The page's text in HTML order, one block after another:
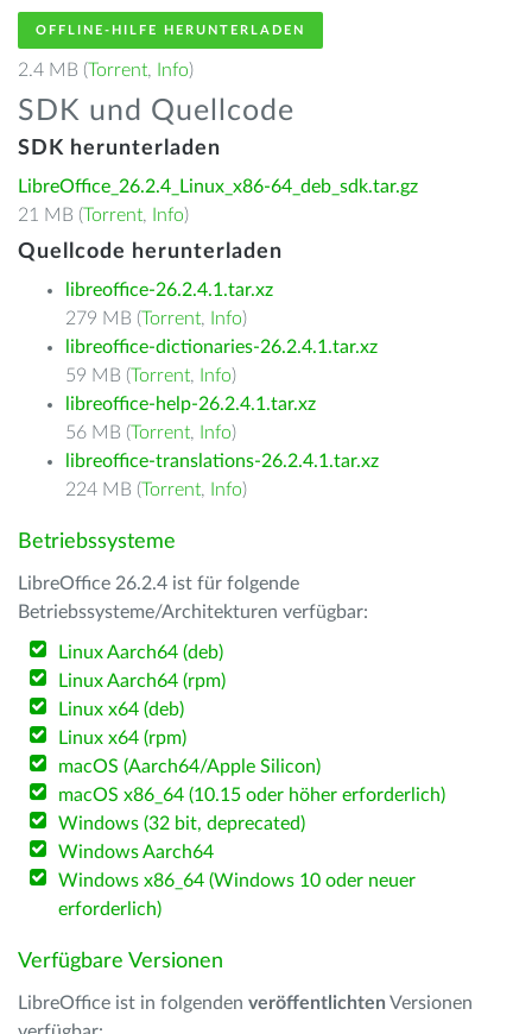
OFFLINE-HILFE HERUNTERLADEN
2.4 MB (Torrent, Info)
SDK und Quellcode
SDK herunterladen
LibreOffice_26.2.4_Linux_x86-64_deb_sdk.tar.gz
21 MB (Torrent, Info)
Quellcode herunterladen
libreoffice-26.2.4.1.tar.xz
279 MB (Torrent, Info)
libreoffice-dictionaries-26.2.4.1.tar.xz
59 MB (Torrent, Info)
libreoffice-help-26.2.4.1.tar.xz
56 MB (Torrent, Info)
libreoffice-translations-26.2.4.1.tar.xz
224 MB (Torrent, Info)
Betriebssysteme
LibreOffice 26.2.4 ist für folgende
Betriebssysteme/Architekturen verfügbar:
Linux Aarch64 (deb)
Linux Aarch64 (rpm)
Linux x64 (deb)
Linux x64 (rpm)
macOS (Aarch64/Apple Silicon)
macOS x86_64 (10.15 oder höher erforderlich)
Windows (32 bit, deprecated)
Windows Aarch64
Windows x86_64 (Windows 10 oder neuer
erforderlich)
Verfügbare Versionen
LibreOffice ist in folgenden veröffentlichten Versionen